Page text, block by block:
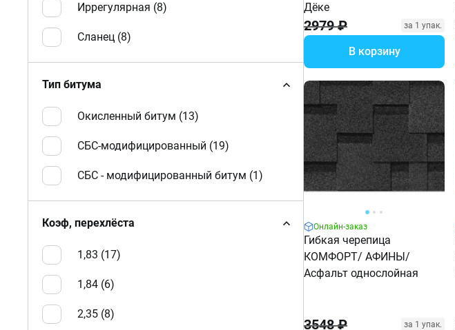
Иррегулярная (8)
Сланец (8)
Тип битума
Окисленный битум (13)
СБС-модифицированный (19)
СБС - модифицированный битум (1)
Коэф, перехлёста
1,83 (17)
1,84 (6)
2,35 (8)
Дёке
2979 ₽ за 1 упак.
В корзину
Онлайн-заказ
Гибкая черепица
КОМФОРТ/ АФИНЫ/
Асфальт однослойная
3548 ₽ за 1 упак.